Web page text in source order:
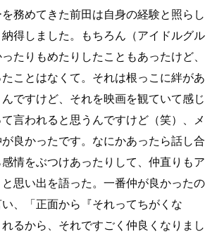
務めてきた前田は自身の経験と照らし
得しました。もちろん（アイドルグル
たりもめたりしたこともあったけど、
ことはなくて。それは根っこに絆があ
ですけど、それを映画を観ていて感じ
言われると思うんですけど（笑）、メ
良かったです。なにかあったら話し合
情をぶつけあったりして、仲直りもア
思い出を語った。一番仲が良かったの
、「正面から『それってちがくな
るから、それですごく仲良くなりまし